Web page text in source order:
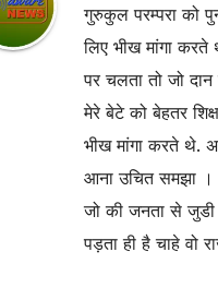
गुरुकुल परम्परा को
लिए भीख मांगा
पर चलता तो जो
मेरे बेटे को बेहतर
भीख मांगा करते थे.
आना उचित समझा ।
जो की जनता से जुडी
पड़ता ही है चाहे वो